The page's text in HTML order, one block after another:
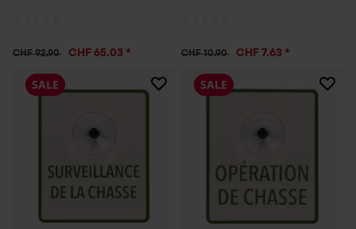
CHF 92.90 CHF 65.03 * CHF 10.90 CHF 7.63 *
SALE SALE
Vérifier linstallation de cookies
pour traitement des données
Cookies statistiques